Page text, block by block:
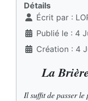
Détails
Écrit par :
Publié le : 4
Création : 4
La
Il suffit de passer